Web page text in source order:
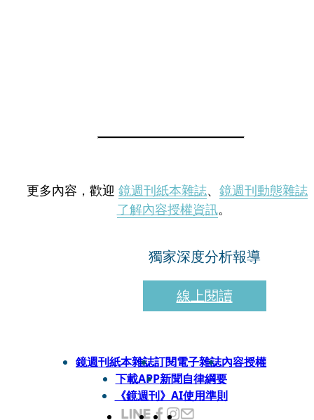
更多內容，歡迎 鏡週刊紙本雜誌、 鏡週刊動態雜誌
了解內容授權資訊。
獨家深度分析報導
線上閱讀
鏡週刊紙本雜誌訂閱電子雜誌內容授權
下載APP新聞自律綱要
《鏡週刊》AI使用準則